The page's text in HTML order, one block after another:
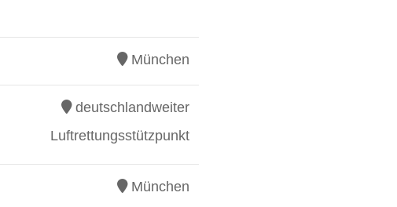
München
deutschlandweiter
Luftrettungsstützpunkt
München